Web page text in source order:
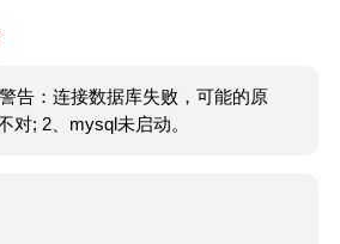
告：连接数据库失败，可能的原
对; 2、mysql未启动。